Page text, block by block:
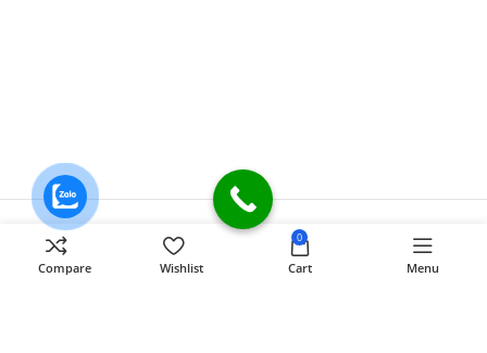
CÔNG TY TNHH VI TÍNH ĐỒNG NAI Số
589,Đồng Khởi, KP8, P.Tân Triều, Tỉnh
Đồng Nai
MST: 3603507123 Sở Kế
Compare Wishlist
0
Cart Menu